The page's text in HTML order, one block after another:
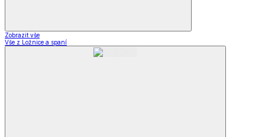
Zobrazit vše
Vše z Ložnice a spaní